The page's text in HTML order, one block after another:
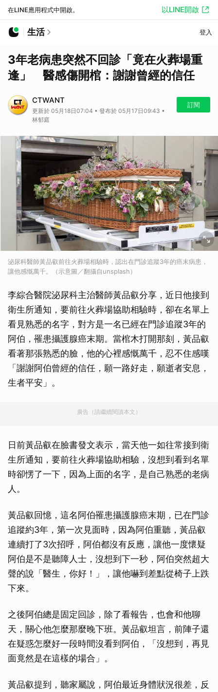
在LINE應用程式中開啟。 以LINE開啟
生活 登入
3年老病患突然不回診「竟在火葬場重
逢」 醫感傷開棺：謝謝曾經的信任
CTWANT
更新於 05月18日07:04 • 發布於 05月17日09:43 •
林郁庭
訂閱
泌尿科醫師黃品叡前往火葬場相驗時，認出在門診追蹤3年的癌末病患，
讓他感慨萬千。（示意圖／翻攝自unsplash）
李綜合醫院泌尿科主治醫師黃品叡分享，近日他接到
衛生所通知，要前往火葬場協助相驗時，卻在名單上
看見熟悉的名字，對方是一名已經在門診追蹤3年的
阿伯，罹患攝護腺癌末期。當棺木打開那刻，黃品叡
看著那張熟悉的臉，他的心裡感慨萬千，忍不住感嘆
「謝謝阿伯曾經的信任，願一路好走，願逝者安息，
生者平安」。
廣告（請繼續閱讀本文）
日前黃品叡在臉書發文表示，當天他一如往常接到衛
生所通知，要前往火葬場協助相驗，沒想到看到名單
時卻愣了一下，因為上面的名字，是自己熟悉的老病
人。
黃品叡回憶，這名阿伯罹患攝護腺癌末期，已在門診
追蹤約3年，第一次見面時，因為阿伯重聽，黃品叡
連續打了3次招呼，阿伯都沒有反應，讓他一度懷疑
阿伯是不是聽障人士，沒想到下一秒，阿伯突然超大
聲的說「醫生，你好！」，讓他嚇到差點從椅子上跌
下來。
之後阿伯總是固定回診，除了看報告，也會和他聊
天，關心他怎麼那麼晚下班。黃品叡坦言，前陣子還
在疑惑怎麼好一段時間沒看到阿伯，「沒想到，再見
面竟然是在這樣的場合」。
黃品叡提到，聽家屬說，阿伯最近身體狀況很差，反